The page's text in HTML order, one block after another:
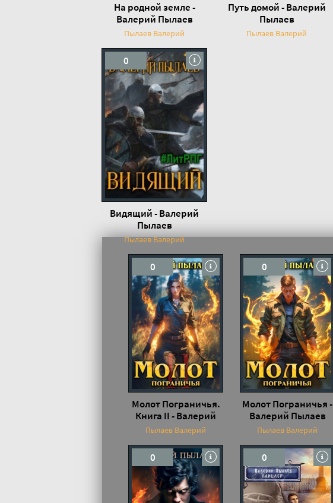
На родной земле -
Валерий Пылаев
Пылаев Валерий
Путь домой - Валерий
Пылаев
Пылаев Валерий
0
Видящий - Валерий
Пылаев
Пылаев Валерий
0
Молот Пограничья.
Книга II - Валерий
Пылаев
Пылаев Валерий
0
Молот Пограничья -
Валерий Пылаев
Пылаев Валерий
0 0